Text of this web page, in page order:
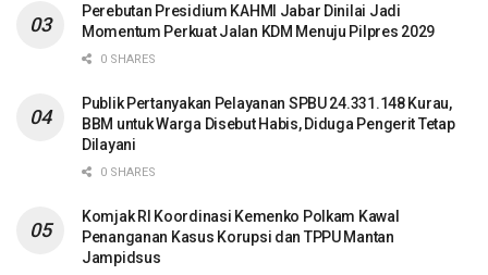
Perebutan Presidium KAHMI Jabar Dinilai Jadi
Momentum Perkuat Jalan KDM Menuju Pilpres 2029
0 SHARES
Publik Pertanyakan Pelayanan SPBU 24.331.148 Kurau,
BBM untuk Warga Disebut Habis, Diduga Pengerit Tetap
Dilayani
0 SHARES
Komjak RI Koordinasi Kemenko Polkam Kawal
Penanganan Kasus Korupsi dan TPPU Mantan
Jampidsus